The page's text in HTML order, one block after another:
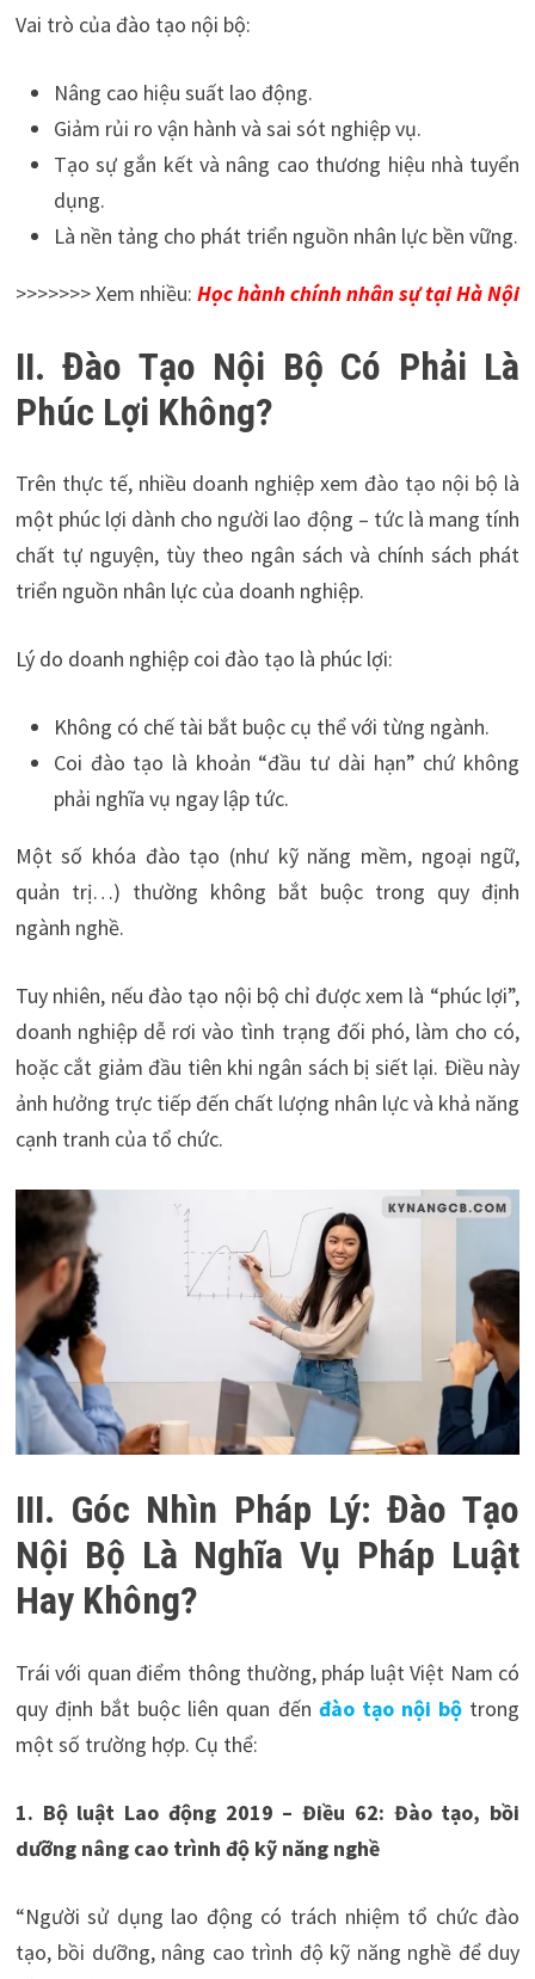
Vai trò của đào tạo nội bộ:
Nâng cao hiệu suất lao động.
Giảm rủi ro vận hành và sai sót nghiệp vụ.
Tạo sự gắn kết và nâng cao thương hiệu nhà tuyển
dụng.
Là nền tảng cho phát triển nguồn nhân lực bền vững.
>>>>>>> Xem nhiều: Học hành chính nhân sự tại Hà Nội
II. Đào Tạo Nội Bộ Có Phải Là
Phúc Lợi Không?
Trên thực tế, nhiều doanh nghiệp xem đào tạo nội bộ là
một phúc lợi dành cho người lao động – tức là mang tính
chất tự nguyện, tùy theo ngân sách và chính sách phát
triển nguồn nhân lực của doanh nghiệp.
Lý do doanh nghiệp coi đào tạo là phúc lợi:
Không có chế tài bắt buộc cụ thể với từng ngành.
Coi đào tạo là khoản “đầu tư dài hạn” chứ không
phải nghĩa vụ ngay lập tức.
Một số khóa đào tạo (như kỹ năng mềm, ngoại ngữ,
quản trị…) thường không bắt buộc trong quy định
ngành nghề.
Tuy nhiên, nếu đào tạo nội bộ chỉ được xem là “phúc lợi”,
doanh nghiệp dễ rơi vào tình trạng đối phó, làm cho có,
hoặc cắt giảm đầu tiên khi ngân sách bị siết lại. Điều này
ảnh hưởng trực tiếp đến chất lượng nhân lực và khả năng
cạnh tranh của tổ chức.
III. Góc Nhìn Pháp Lý: Đào Tạo
Nội Bộ Là Nghĩa Vụ Pháp Luật
Hay Không?
Trái với quan điểm thông thường, pháp luật Việt Nam có
quy định bắt buộc liên quan đến đào tạo nội bộ trong
một số trường hợp. Cụ thể:
1. Bộ luật Lao động 2019 – Điều 62: Đào tạo, bồi
dưỡng nâng cao trình độ kỹ năng nghề
“Người sử dụng lao động có trách nhiệm tổ chức đào
tạo, bồi dưỡng, nâng cao trình độ kỹ năng nghề để duy